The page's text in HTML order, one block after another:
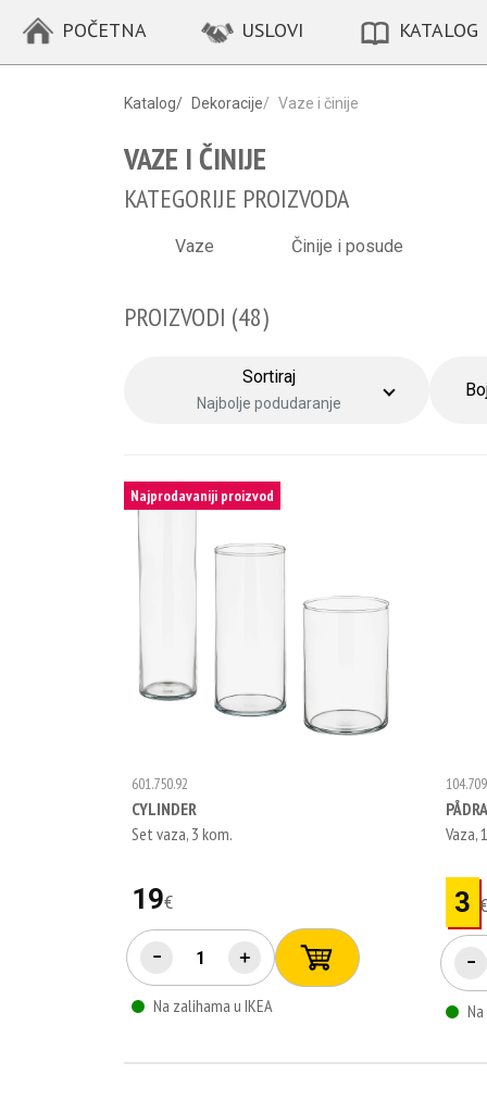
POČETNA USLOVI KATALOG
Katalog/ Dekoracije/ Vaze i činije
VAZE I ČINIJE
KATEGORIJE PROIZVODA
Vaze Činije i posude
PROIZVODI (48)
Sortiraj
Najbolje podudaranje
Najprodavaniji proizvod
601.750.92
CYLINDER
Set vaza, 3 kom.
19€
− ＋
Na zalihama u IKEA
Vaza,
3
−